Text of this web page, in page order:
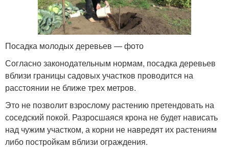
Посадка молодых деревьев — фото
Согласно законодательным нормам, посадка деревьев
вблизи границы садовых участков проводится на
расстоянии не ближе трех метров.
Это не позволит взрослому растению претендовать на
соседский покой. Разросшаяся крона не будет нависать
над чужим участком, а корни не навредят их растениям
либо постройкам вблизи ограждения.